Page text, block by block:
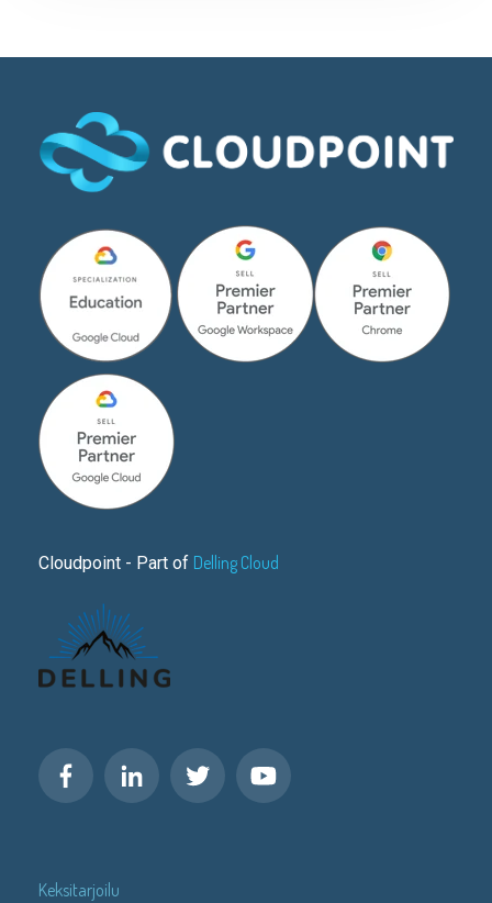
Cloudpoint - Part of Delling Cloud
Keksitarjoilu